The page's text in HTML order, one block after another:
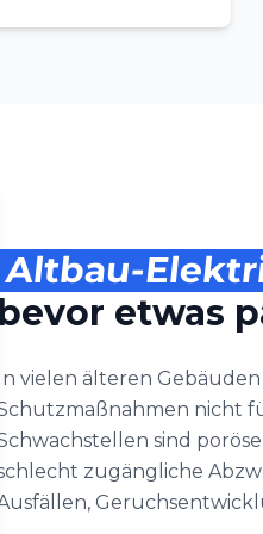
Altbau-
bevor etwas
vielen älteren
nicht
sind
zugängliche